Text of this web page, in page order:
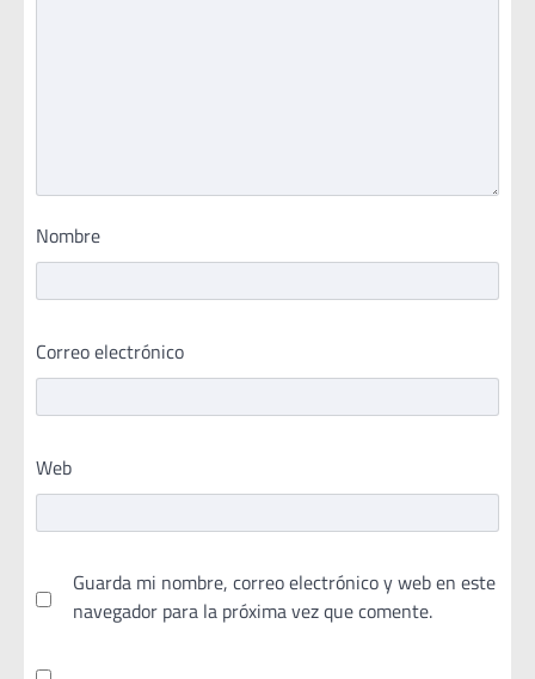
Nombre
Correo electrónico
Web
Guarda mi nombre, correo electrónico y web en este
navegador para la próxima vez que comente.